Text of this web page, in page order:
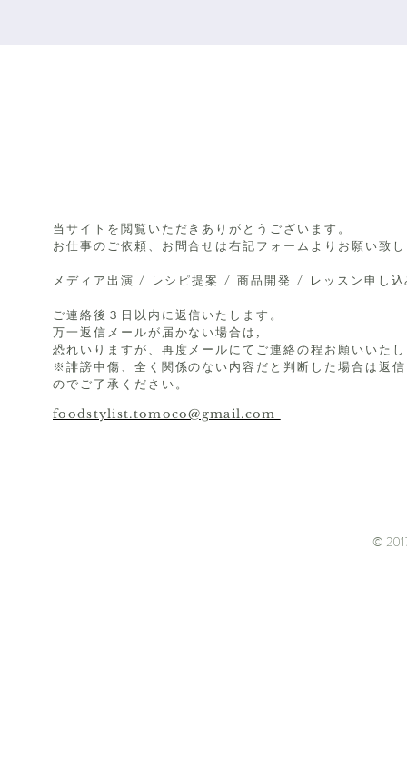
foodstylist.tomoco@gmail.com
当サイトを閲覧いただきありがとうございます。
お仕事のご依頼、お問合せは右記フォームよりお願い致
メディア出演 / レシピ提案 / 商品開発 / レッスン申し
ご連絡後３日以内に返信いたします。
万一返信メールが届かない場合は,
恐れいりますが、再度メールにてご連絡の程お願いいた
※誹謗中傷、全く関係のない内容だと判断した場合は返
のでご了承ください。
©